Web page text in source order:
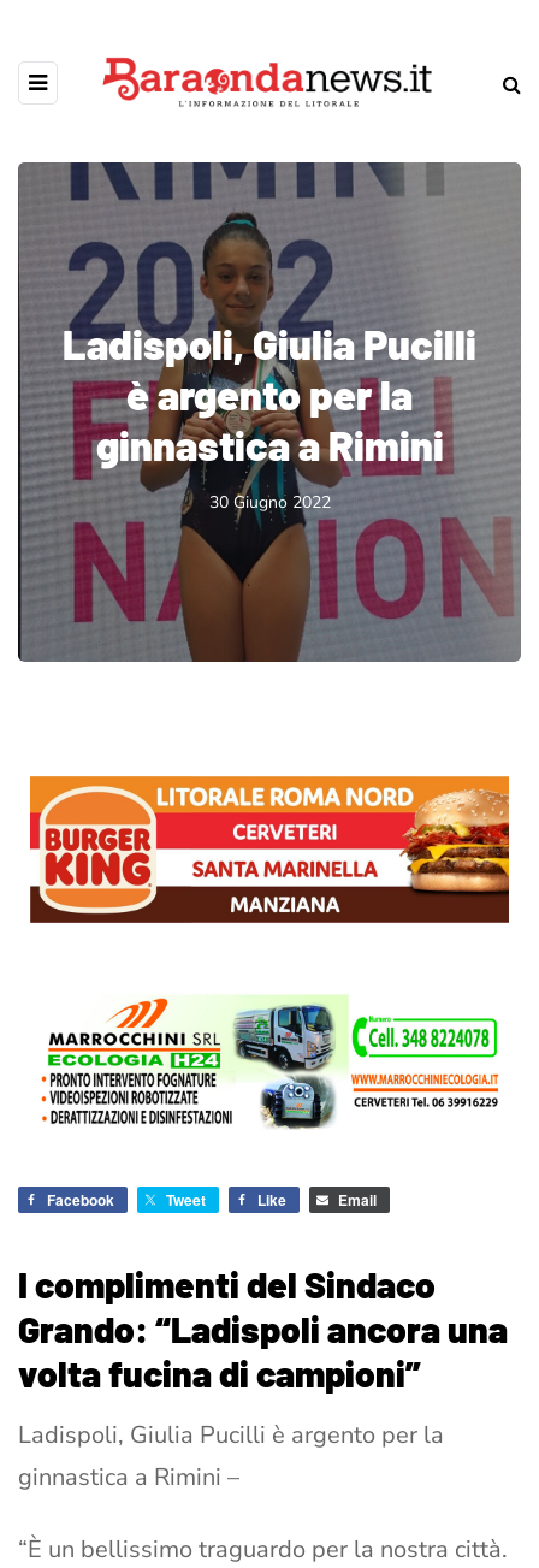
Ladispoli, Giulia Pucilli
è argento per la
ginnastica a Rimini
30 Giugno 2022
Facebook Tweet Like Email
I complimenti del Sindaco
Grando: “Ladispoli ancora una
volta fucina di campioni”
Ladispoli, Giulia Pucilli è argento per la
ginnastica a Rimini –
“È un bellissimo traguardo per la nostra città.